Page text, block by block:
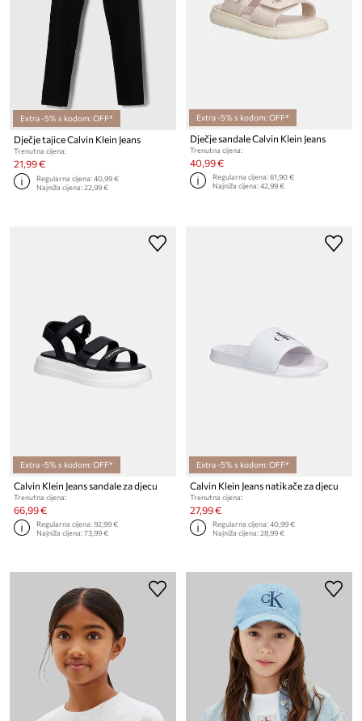
Extra -5% s kodom: OFF*
Dječje tajice Calvin Klein Jeans
Trenutna cijena:
21,99 €
Regularna cijena:40,99 €
Najniža cijena:22,99 €
Extra -5% s kodom: OFF*
Dječje sandale Calvin Klein Jeans
Trenutna cijena:
40,99 €
Regularna cijena:61,90 €
Najniža cijena:42,99 €
Extra -5% s kodom: OFF*
Calvin Klein Jeans sandale za djecu
Trenutna cijena:
66,99 €
Regularna cijena:92,99 €
Najniža cijena:73,99 €
Extra -5% s kodom: OFF*
Calvin Klein Jeans natikače za djecu
Trenutna cijena:
27,99 €
Regularna cijena:40,99 €
Najniža cijena:28,99 €